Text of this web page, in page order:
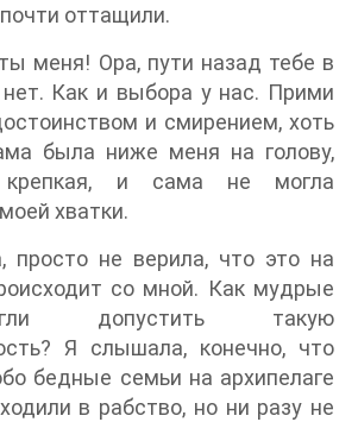
оттащили.
меня! Ора, пути назад тебе в
Как и выбора у нас. Прими
и смирением, хоть
была ниже меня на голову,
и сама не могла
хватки.
просто не верила, что это на
со мной. Как мудрые
допустить такую
Я слышала, конечно, что
бедные семьи на архипелаге
в рабство, но ни разу не